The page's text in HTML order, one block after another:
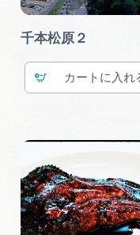
千本松原２
カート